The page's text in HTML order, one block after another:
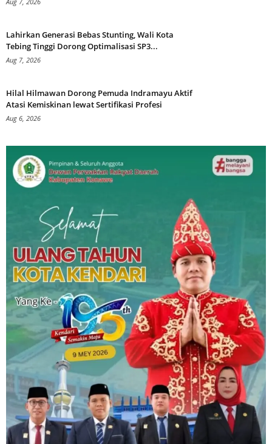
Lahirkan Generasi Bebas Stunting, Wali Kota
Tebing Tinggi Dorong Optimalisasi SP3...
Aug 7, 2026
Hilal Hilmawan Dorong Pemuda Indramayu Aktif
Atasi Kemiskinan lewat Sertifikasi Profesi
Aug 6, 2026